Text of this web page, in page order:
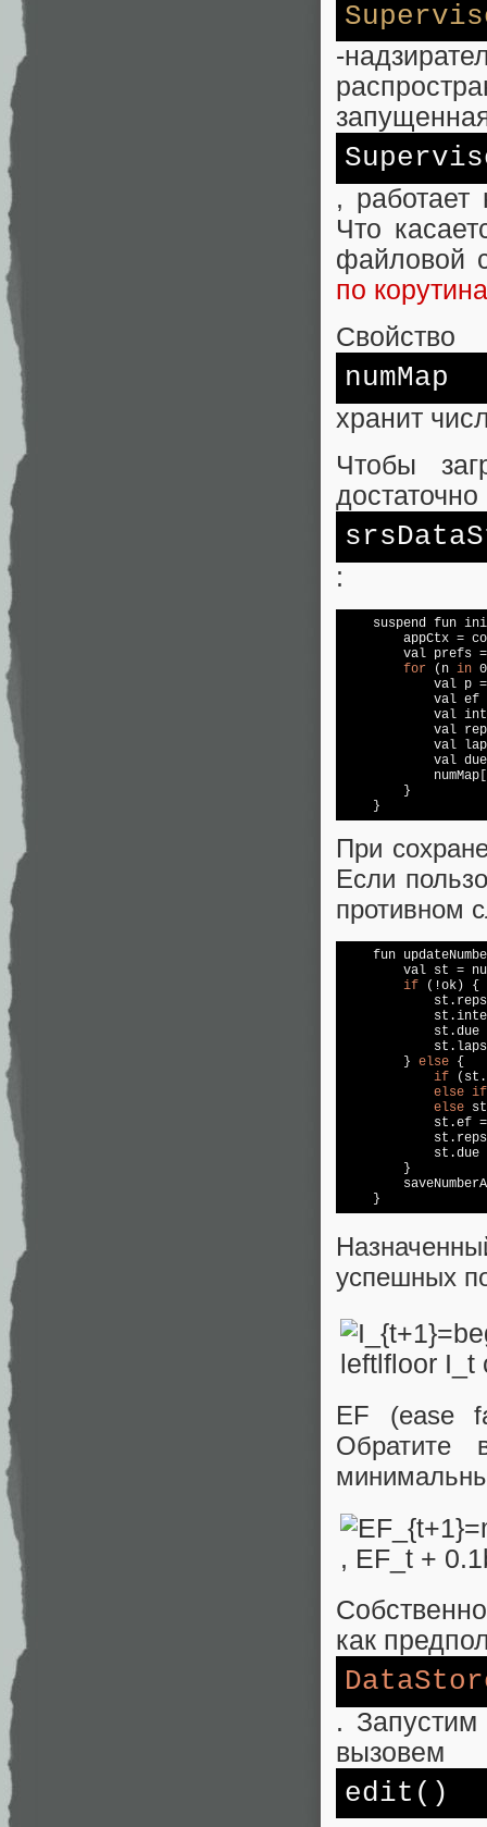
-
, работает
Что
файловой
по
Свойство
numMap
хранит
Чтобы
:
suspend fun
appCtx =
val prefs
for (n in
val p
val ef
val
val
val
val
        }
    }
При
Если
противном
fun
val st =
if (!ok) {
        }
else {
if
else if
else
st.ef
st.due
        }
    }
успешных
EF (ease
Обратите
как
. Запустим
вызовем
edit()